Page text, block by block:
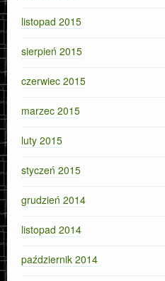
listopad 2015
sierpień 2015
czerwiec 2015
marzec 2015
luty 2015
styczeń 2015
grudzień 2014
listopad 2014
październik 2014